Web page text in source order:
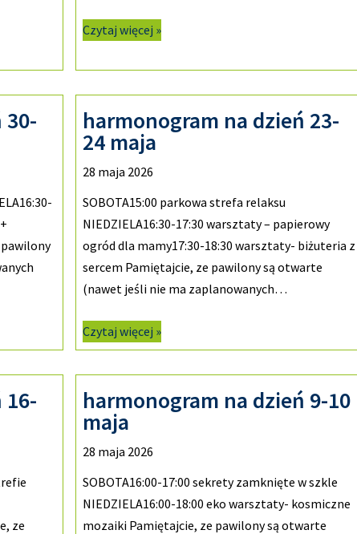
Czytaj więcej »
harmonogram na dzień 23-
24 maja
28 maja 2026
SOBOTA15:00 parkowa strefa relaksu
NIEDZIELA16:30-17:30 warsztaty – papierowy
ogród dla mamy17:30-18:30 warsztaty- biżuteria z
sercem Pamiętajcie, ze pawilony są otwarte
(nawet jeśli nie ma zaplanowanych…
Czytaj więcej »
ze
harmonogram na dzień 9-10
maja
28 maja 2026
SOBOTA16:00-17:00 sekrety zamknięte w szkle
NIEDZIELA16:00-18:00 eko warsztaty- kosmiczne
mozaiki Pamiętajcie, ze pawilony są otwarte